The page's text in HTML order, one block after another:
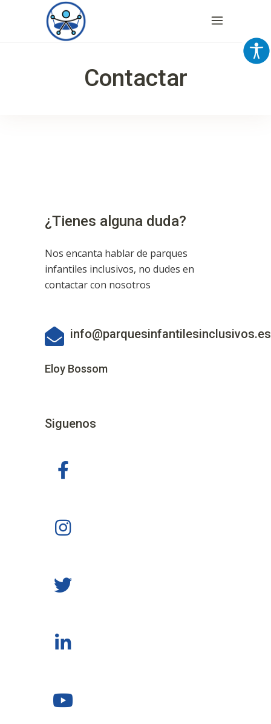
Contactar
¿Tienes alguna duda?
Nos encanta hablar de parques
infantiles inclusivos, no dudes en
contactar con nosotros
info@parquesinfantilesinclusivos.es
Eloy Bossom
Siguenos